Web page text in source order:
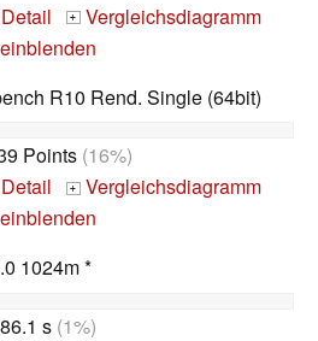
+ Vergleichsdiagramm
einblenden
R10 Rend. Single (64bit)
Points (16%)
+ Vergleichsdiagramm
einblenden
1024m *
86.1 s (1%)